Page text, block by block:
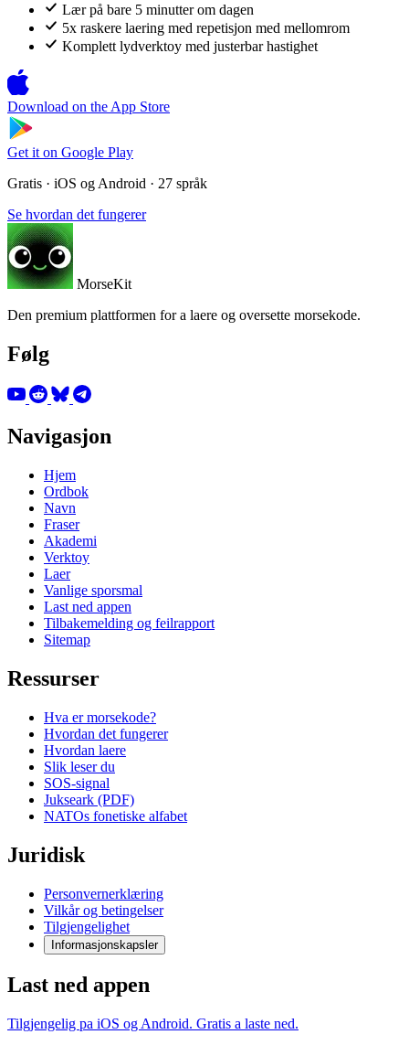
Lær på bare 5 minutter om dagen
5x raskere laering med repetisjon med mellomrom
Komplett lydverktoy med justerbar hastighet
Download on the App Store
Get it on Google Play
Gratis · iOS og Android · 27 språk
Se hvordan det fungerer
MorseKit
Den premium plattformen for a laere og oversette morsekode.
Følg
Navigasjon
Hjem
Ordbok
Navn
Fraser
Akademi
Verktoy
Laer
Vanlige sporsmal
Last ned appen
Tilbakemelding og feilrapport
Sitemap
Ressurser
Hva er morsekode?
Hvordan det fungerer
Hvordan laere
Slik leser du
SOS-signal
Jukseark (PDF)
NATOs fonetiske alfabet
Juridisk
Personvernerklæring
Vilkår og betingelser
Tilgjengelighet
Informasjonskapsler
Last ned appen
Tilgjengelig pa iOS og Android. Gratis a laste ned.